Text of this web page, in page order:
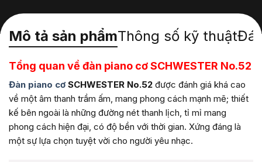
Mô tả sản phẩmThông số kỹ thuật
Tổng quan về đàn piano cơ SCHWESTER No.52
Đàn piano cơ SCHWESTER No.52 được đánh giá khá cao
về một âm thanh trầm ấm, mang phong cách mạnh mẽ; thiết
kế bên ngoài là những đường nét thanh lịch, tỉ mỉ mang
phong cách hiện đại, có độ bền với thời gian. Xứng đáng là
một sự lựa chọn tuyệt vời cho người yêu nhạc.